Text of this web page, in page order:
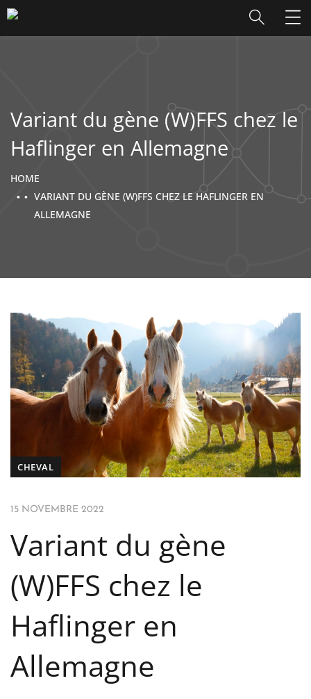
Variant du gène (W)FFS chez le
Haflinger en Allemagne
HOME
VARIANT DU GÈNE (W)FFS CHEZ LE HAFLINGER EN
ALLEMAGNE
CHEVAL
15 NOVEMBRE 2022
Variant du gène
(W)FFS chez le
Haflinger en
Allemagne